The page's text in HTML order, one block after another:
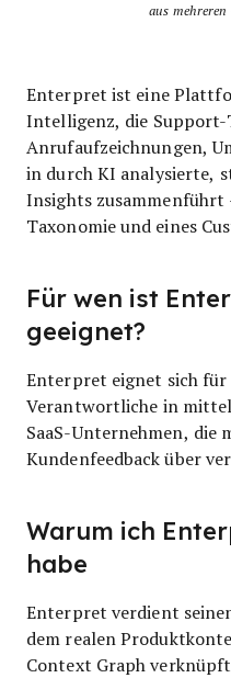
aus
Enterpret ist eine
Intelligenz, die Support-
Anrufaufzeichnungen,
in durch KI analysierte,
Insights zusammenführt
Taxonomie und eines
Für wen ist
geeignet?
Enterpret eignet sich für
Verantwortliche in
SaaS-Unternehmen, die
Kundenfeedback über
Warum ich
habe
Enterpret verdient
dem realen
Context Graph